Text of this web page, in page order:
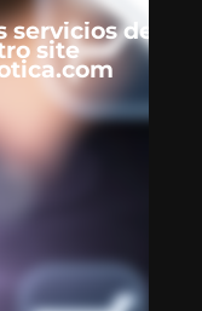
servicios de
site